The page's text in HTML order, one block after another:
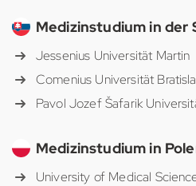
Medizinstudium in der
Jessenius Universität Martin
Comenius Universität
Pavol Jozef Šafarik
Medizinstudium in
University of Medical